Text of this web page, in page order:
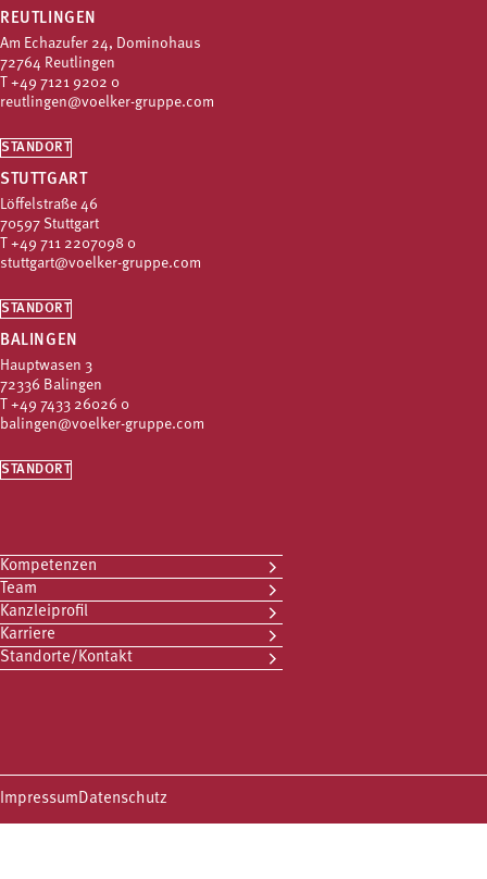
REUTLINGEN
Am Echazufer 24, Dominohaus
72764 Reutlingen
+49 7121 9202 0
reutlingen@voelker-gruppe.com
STANDORT
STUTTGART
Löffelstraße 46
70597 Stuttgart
+49 711 2207098 0
stuttgart@voelker-gruppe.com
STANDORT
BALINGEN
Hauptwasen 3
72336 Balingen
+49 7433 26026 0
balingen@voelker-gruppe.com
STANDORT
Kompetenzen
Team
Kanzleiprofil
Karriere
Standorte/Kontakt
Impressum Datenschutz